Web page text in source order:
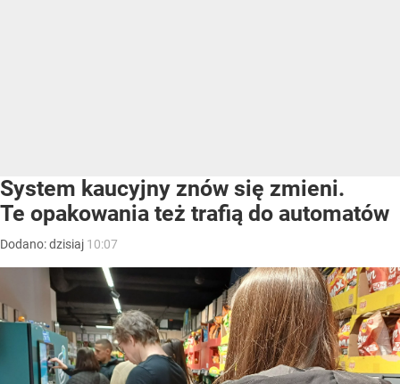
System kaucyjny znów się zmieni.
Te opakowania też trafią do automatów
Dodano:dzisiaj 10:07